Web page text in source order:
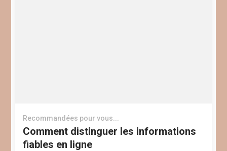
Recommandées pour vous...
Comment distinguer les informations
fiables en ligne